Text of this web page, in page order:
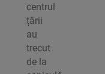
centrul
țării
au
trecut
de la